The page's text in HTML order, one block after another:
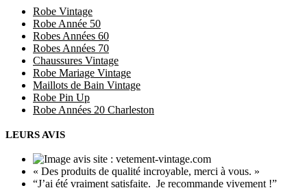
Robe Vintage
Robe Année 50
Robes Années 60
Robes Années 70
Chaussures Vintage
Robe Mariage Vintage
Maillots de Bain Vintage
Robe Pin Up
Robe Années 20 Charleston
LEURS AVIS
« Des produits de qualité incroyable, merci à vous. »
“J’ai été vraiment satisfaite. Je recommande vivement !”